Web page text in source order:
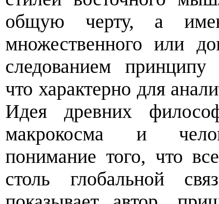
общую черту, а
множественного или
следованием принципу
что характерно для
Идея древних
макрокосма и
понимание того, что
столь глобальной